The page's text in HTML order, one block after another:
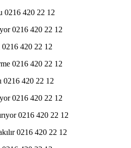
0216 420 22 12
0216 420 22 12
420 22 12
0216 420 22 12
0216 420 22 12
0216 420 22 12
0216 420 22 12
0216 420 22 12